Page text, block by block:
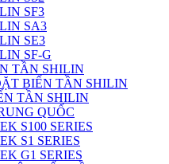
SF3
SA3
SE3
SF-G
TẦN SHILIN
BIẾN TẦN SHILIN
TẦN SHILIN
QUỐC
S100 SERIES
S1 SERIES
G1 SERIES